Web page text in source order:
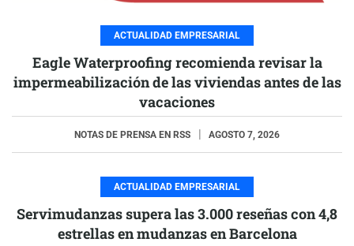
ACTUALIDAD EMPRESARIAL
Eagle Waterproofing recomienda revisar la
impermeabilización de las viviendas antes de las
vacaciones
NOTAS DE PRENSA EN RSS AGOSTO 7, 2026
ACTUALIDAD EMPRESARIAL
Servimudanzas supera las 3.000 reseñas con 4,8
estrellas en mudanzas en Barcelona